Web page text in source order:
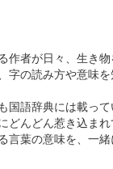
者が日々、生き
の読み方や意味
語辞典には載って
んどん惹き込まれ
葉の意味を、一緒